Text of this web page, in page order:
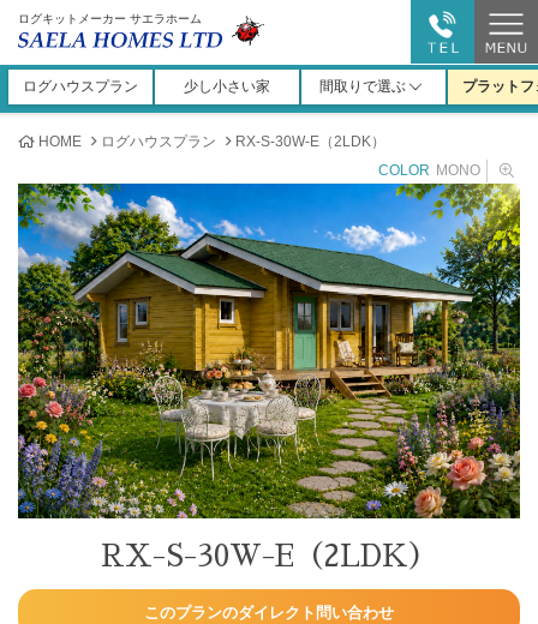
ログキットメーカー サエラホーム
ログハウスプラン 少し小さい家 間取りで選ぶ プラット
HOME ログハウスプラン
RX-S-30W-E（2LDK）
COLOR MONO
RX-S-30W-E（2LDK）
このプランのダイレクト問い合わせ